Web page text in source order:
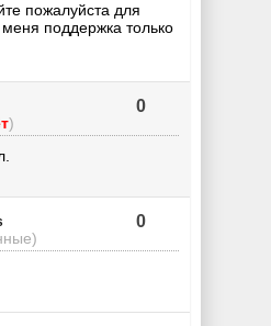
пожалуйста для
поддержка только
)
0
0